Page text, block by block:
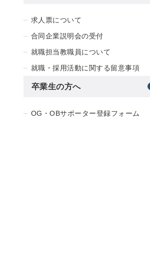
求人票について
合同企業説明会の受付
就職担当教職員について
就職・採用活動に関する留意事項
卒業生の方へ
OG・OBサポーター登録フォーム